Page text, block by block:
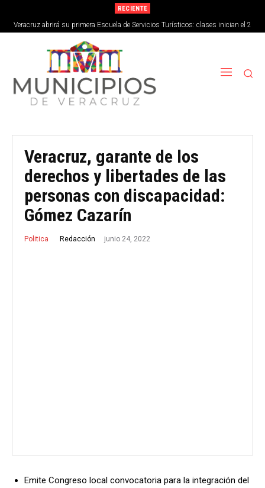
RECIENTE
Veracruz abrirá su primera Escuela de Servicios Turísticos: clases inician el 2
de septiembre
Veracruz, garante de los
derechos y libertades de las
personas con discapacidad:
Gómez Cazarín
Politica Redacción junio 24, 2022
Emite Congreso local convocatoria para la integración del